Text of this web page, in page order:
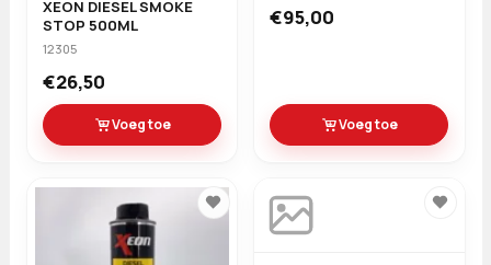
XEON DIESEL SMOKE
STOP 500ML
12305
€26,50
Voeg toe
€95,00
Voeg toe